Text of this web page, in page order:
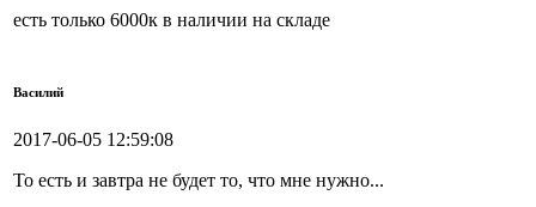
есть только 6000к в наличии на складе
Василий
2017-06-05 12:59:08
То есть и завтра не будет то, что мне нужно...